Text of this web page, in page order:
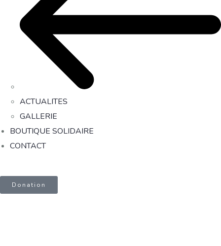
ACTUALITES
GALLERIE
BOUTIQUE SOLIDAIRE
CONTACT
Donation